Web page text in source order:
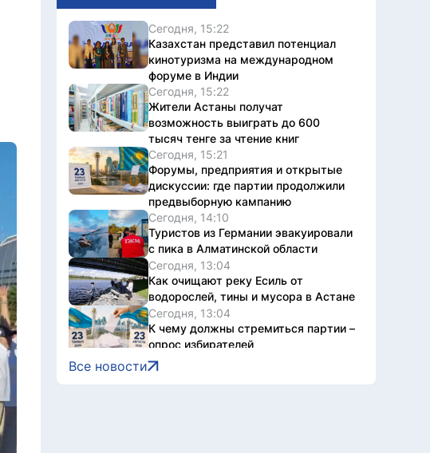
кодекс
Служу стране
Сегодня, 15:22
Казахстан представил потенциал
кинотуризма на международном
форуме в Индии
Сегодня, 15:22
Жители Астаны получат
возможность выиграть до 600
тысяч тенге за чтение книг
Сегодня, 15:21
Форумы, предприятия и открытые
дискуссии: где партии продолжили
предвыборную кампанию
Сегодня, 14:10
Туристов из Германии эвакуировали
с пика в Алматинской области
Сегодня, 13:04
Как очищают реку Есиль от
водорослей, тины и мусора в Астане
Сегодня, 13:04
К чему должны стремиться партии –
опрос избирателей
Сегодня, 13:01
ПА ОДКБ сформировала
Все новости